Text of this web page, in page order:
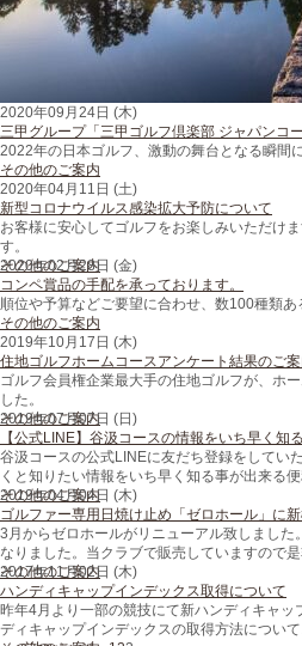
2020年09月24日 (木)
三甲グループ「三甲ゴルフ倶楽部 ジャパンコ
2022年の日本ゴルフ、激動の舞台となる瞬間
その他のご案内
2020年04月11日 (土)
新型コロナウイルス感染拡大予防について
お客様に安心してゴルフをお楽しみいただけ
す。
その他のご案内
2020年02月28日 (金)
コンペ賞品の手配を承っております。
順位や予算などご要望に合わせ、数100種類
その他のご案内
2019年10月17日 (木)
住地ゴルフホームコースアンケート結果のご
ゴルフ会員権企業最大手の住地ゴルフが、ホ
した。
その他のご案内
2019年07月07日 (日)
【公式LINE】谷汲コースの情報をいち早く知
谷汲コースの公式LINEに友だち登録をしてい
くと知りたい情報をいち早く知る事が出来る
その他のご案内
2019年04月04日 (木)
ゴルファー専用日焼け止め「ゼロホール」に新
3月からゼロホールがリニューアル致しまし
なりました。当クラブで販売していますので是
その他のご案内
2017年11月02日 (木)
ハンディキャップインデックス取得について
昨年4月より一部の競技にて新ハンディキャ
ディキャップインデックスの取得方法について